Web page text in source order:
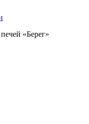
«Берег»